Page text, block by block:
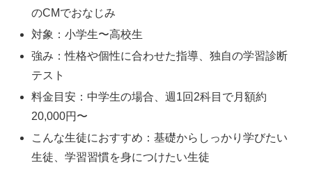
のCMでおなじみ
対象：小学生〜高校生
強み：性格や個性に合わせた指導、独自の学習診断
テスト
料金目安：中学生の場合、週1回2科目で月額約
20,000円〜
こんな生徒におすすめ：基礎からしっかり学びたい
生徒、学習習慣を身につけたい生徒